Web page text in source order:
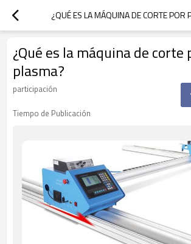
¿QUÉ ES LA MÁQUINA DE CORTE POR
¿Qué es la máquina de corte
plasma?
participación
Tiempo de Publicación